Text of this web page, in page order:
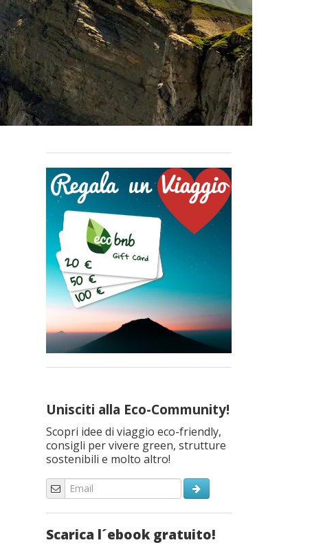
Unisciti alla Eco-Community!
Scopri idee di viaggio eco-friendly,
consigli per vivere green, strutture
sostenibili e molto altro!
Scarica l´ebook gratuito!